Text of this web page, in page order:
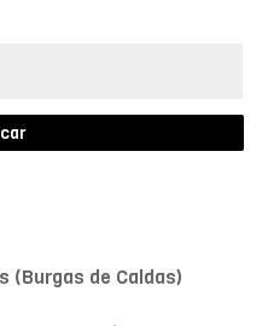
(Burgas de Caldas)